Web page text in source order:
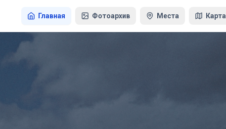
Главная Фотоархив Места Карта